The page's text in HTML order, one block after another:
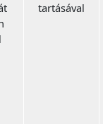
tartásával